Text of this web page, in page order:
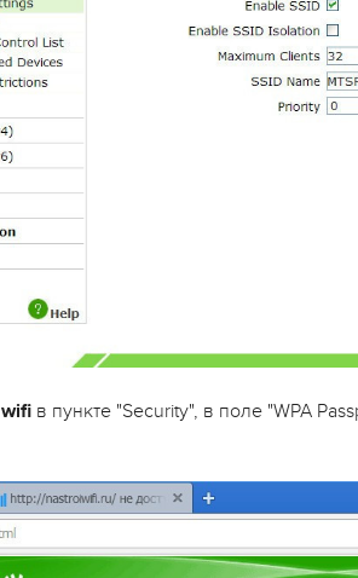
wifiв пункте "Security", в поле "WPA